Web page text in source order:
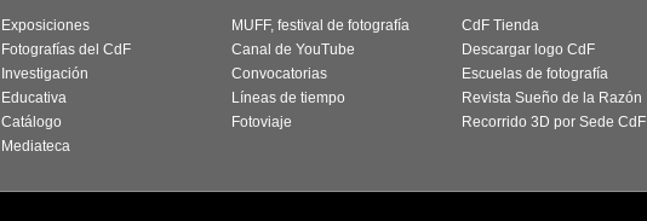
Exposiciones
Fotografías del CdF
Investigación
Educativa
Catálogo
Mediateca
MUFF, festival de fotografía
Canal de YouTube
Convocatorias
Líneas de tiempo
Fotoviaje
CdF Tienda
Descargar logo CdF
Escuelas de fotografía
Revista Sueño de la Razón
Recorrido 3D por Sede CdF